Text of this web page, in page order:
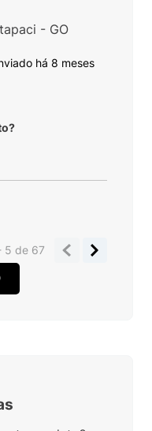
há 8 meses
- GO
5de 67